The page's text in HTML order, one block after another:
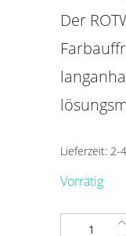
Der
Lieferzeit: 2-
Vorrätig